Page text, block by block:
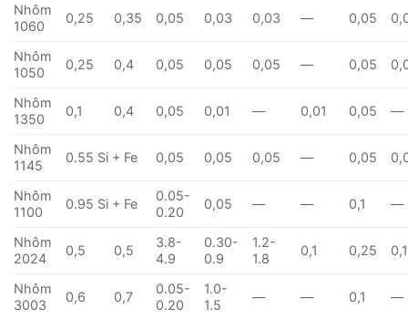
Nhôm
1060
0,25 0,35 0,05 0,03 0,03 — 0,05
Nhôm
1050
0,25 0,4 0,05 0,05 0,05 — 0,05
Nhôm
1350
0,1 0,4 0,05 0,01 — 0,01 0,05 —
Nhôm
1145
0.55 Si + Fe 0,05 0,05 0,05 — 0,05
Nhôm
1100
0.95 Si + Fe
0.05-
0.20
0,05 — — 0,1 —
Nhôm
2024
0,5 0,5
3.8-
4.9
0.30-
0.9
1.2-
1.8
0,1 0,25
Nhôm
3003
0,6 0,7
0.05-
0.20
1.0-
1.5
— — 0,1 —